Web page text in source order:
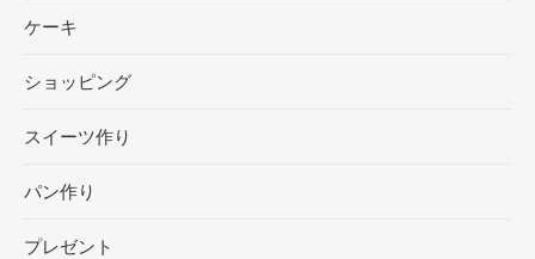
ケーキ
ショッピング
スイーツ作り
パン作り
プレゼント